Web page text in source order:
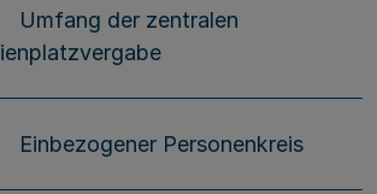
Umfang der zentralen
Einbezogener Personenkreis